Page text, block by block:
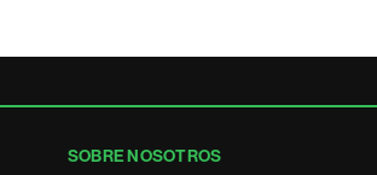
SOBRE NOSOTROS